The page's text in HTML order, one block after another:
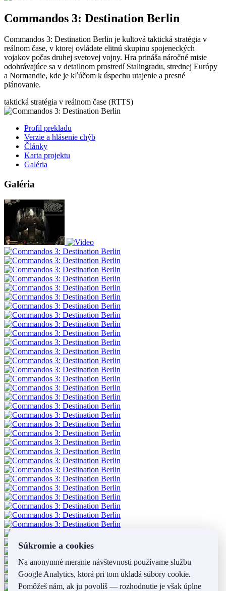
Commandos 3: Destination Berlin
Commandos 3: Destination Berlin je kultová taktická stratégia v
reálnom čase, v ktorej ovládate elitnú skupinu spojeneckých
vojakov počas druhej svetovej vojny. Hra prináša náročné misie
odohrávajúce sa v detailnom prostredí Stalingradu, strednej Európy
a Normandie, kde je kľúčom k úspechu utajenie a presné
plánovanie.
taktická stratégia v reálnom čase (RTTS)
Profil prekladu
Verzie a hlásenie chýb
Články
Karta projektu
Galéria
Galéria
Súkromie a cookies
Na anonymné meranie návštevnosti používame službu
Google Analytics, ktorá pri tom ukladá súbory cookie.
Pomôžeš nám, ak ju povolíš — rozhodnutie je však úplne